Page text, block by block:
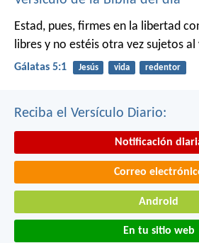
Estad, pues, firmes en la libertad
libres y no estéis otra vez sujetos
Gálatas 5:1 Jesús vida redentor
Reciba el Versículo Diario:
Notificación
Correo
Android
En tu sitio web